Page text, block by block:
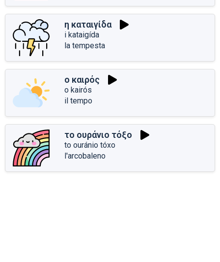
η καταιγίδα
i kataigída
la tempesta
ο καιρός
o kairós
il tempo
το ουράνιο τόξο
to ouránio tóxo
l'arcobaleno